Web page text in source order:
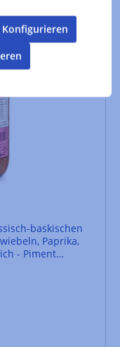
baskischen
Paprika,
Konfigurieren